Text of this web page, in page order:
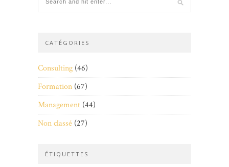
CATÉGORIES
Consulting (46)
Formation (67)
Management (44)
Non classé (27)
ÉTIQUETTES